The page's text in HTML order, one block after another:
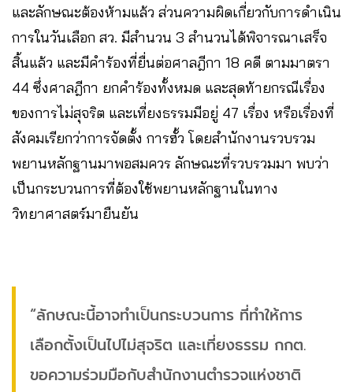
และลักษณะต้องห้ามแล้ว ส่วนความผิดเกี่ยวกับการดำเนิน
การในวันเลือก สว. มีสำนวน 3 สำนวนได้พิจารณาเสร็จ
สิ้นแล้ว และมีคำร้องที่ยื่นต่อศาลฎีกา 18 คดี ตามมาตรา
44 ซึ่งศาลฎีกา ยกคำร้องทั้งหมด และสุดท้ายกรณีเรื่อง
ของการไม่สุจริต และเที่ยงธรรมมีอยู่ 47 เรื่อง หรือเรื่องที่
สังคมเรียกว่าการจัดตั้ง การฮั้ว โดยสำนักงานรวบรวม
พยานหลักฐานมาพอสมควร ลักษณะที่รวบรวมมา พบว่า
เป็นกระบวนการที่ต้องใช้พยานหลักฐานในทาง
วิทยาศาสตร์มายืนยัน
“ลักษณะนี้อาจทำเป็นกระบวนการ ที่ทำให้การ
เลือกตั้งเป็นไปไม่สุจริต และเที่ยงธรรม กกต.
ขอความร่วมมือกับสำนักงานตำรวจแห่งชาติ